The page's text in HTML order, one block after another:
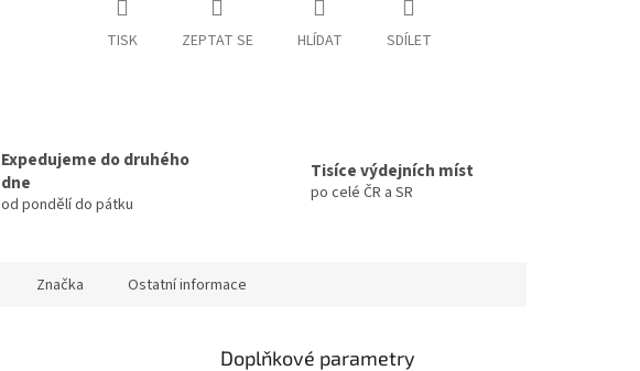
TISK ZEPTAT SE HLÍDAT SDÍLET
Expedujeme do druhého
dne
od pondělí do pátku
Tisíce výdejních míst
po celé ČR a SR
Značka Ostatní informace
Doplňkové parametry